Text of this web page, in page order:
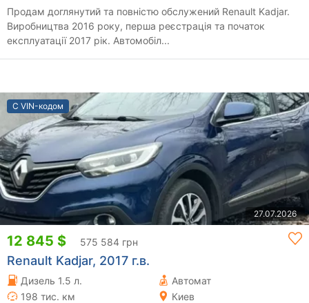
Продам доглянутий та повністю обслужений Renault Kadjar.
Виробництва 2016 року, перша реєстрація та початок
експлуатації 2017 рік. Автомобіл...
С VIN-кодом
27.07.2026
12 845 $ 575 584 грн
Renault Kadjar, 2017 г.в.
Дизель 1.5 л.
Автомат
198 тис. км
Киев